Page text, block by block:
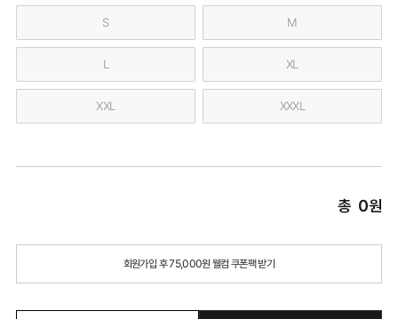
S M
L XL
XXL XXXL
총 0원
회원가입 후 75,000원 웰컴 쿠폰팩 받기